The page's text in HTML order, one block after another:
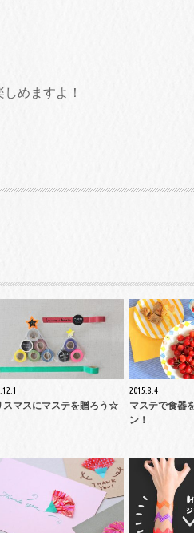
めますよ！
スマスにマステを贈ろう☆
2015.8.4
マステで食器
ン！